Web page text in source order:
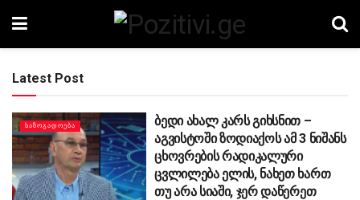
Latest Post
ᲡᲐᲖᲝᲒᲐᲓᲝᲔᲑᲐ
ბედი ახალ კარს გიხსნით –
აგვისტოში ზოდიაქოს ამ 3 ნიშანს
ცხოვრების რადიკალური
ცვლილება ელის, ნახეთ ხართ
თუ არა სიაში, ჯერ დაწერეთ